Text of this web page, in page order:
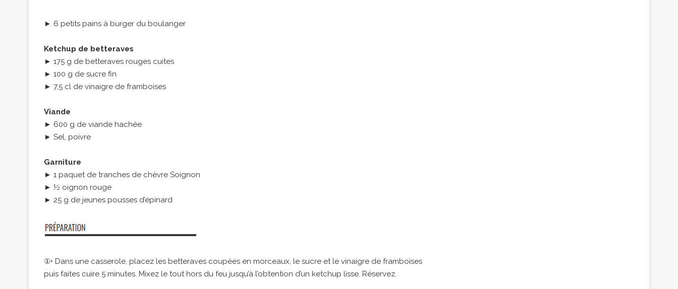
► 6 petits pains à burger du boulanger
Ketchup de betteraves
► 175 g de betteraves rouges cuites
► 100 g de sucre fin
► 7,5 cl de vinaigre de framboises
Viande
► 600 g de viande hachée
► Sel, poivre
Garniture
► 1 paquet de tranches de chèvre Soignon
► ½ oignon rouge
► 25 g de jeunes pousses d’épinard
①• Dans une casserole, placez les betteraves coupées en morceaux, le sucre et le vinaigre de framboises
puis faites cuire 5 minutes. Mixez le tout hors du feu jusqu’à l’obtention d’un ketchup lisse. Réservez.